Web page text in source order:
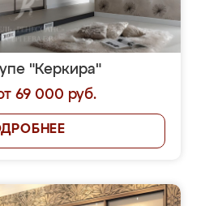
"Керкира"
69 000 руб.